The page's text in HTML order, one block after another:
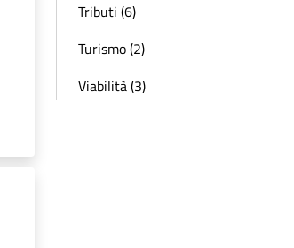
Tributi (6)
Turismo (2)
Viabilità (3)